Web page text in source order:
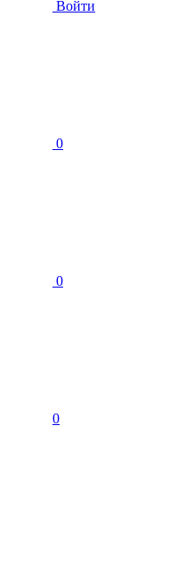
Войти
0
0
0